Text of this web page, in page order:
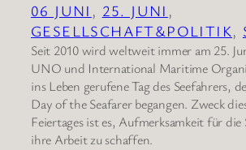
06 JUNI , 25. JUNI
GESELLSCHAFT&POLITIK,
Seit 2010 wird weltweit immer am 25.
UNO und International Maritime
ins Leben gerufene Tag des Seefahrers,
Day of the Seafarer begangen. Zweck
Feiertages ist es, Aufmerksamkeit für die
ihre Arbeit zu schaffen.